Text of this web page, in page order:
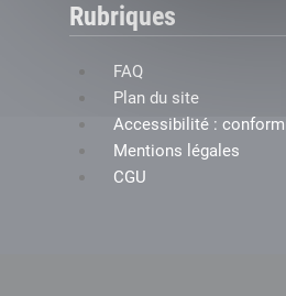
Rubriques
FAQ
Plan du site
Accessibilité :
Mentions légales
CGU